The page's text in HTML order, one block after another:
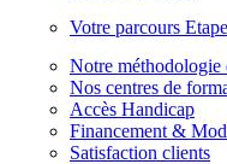
Votre parcours
Notre méthodologie
Nos centres de
Accès Handicap
Financement &
Satisfaction clients